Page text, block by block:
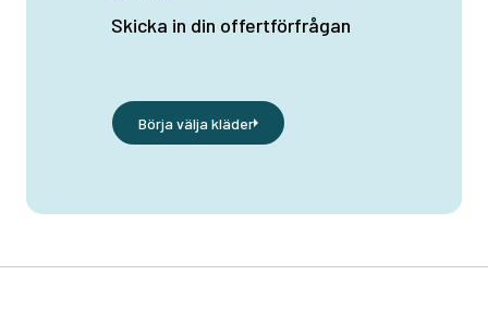
Skicka in din offertförfrågan
Börja välja kläder